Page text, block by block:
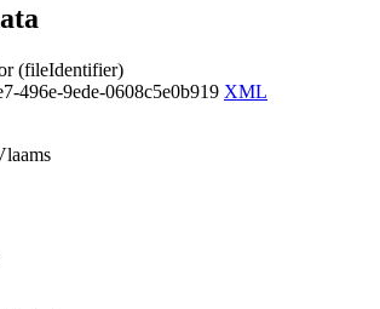
(fileIdentifier)
496e-9ede-0608c5e0b919 XML